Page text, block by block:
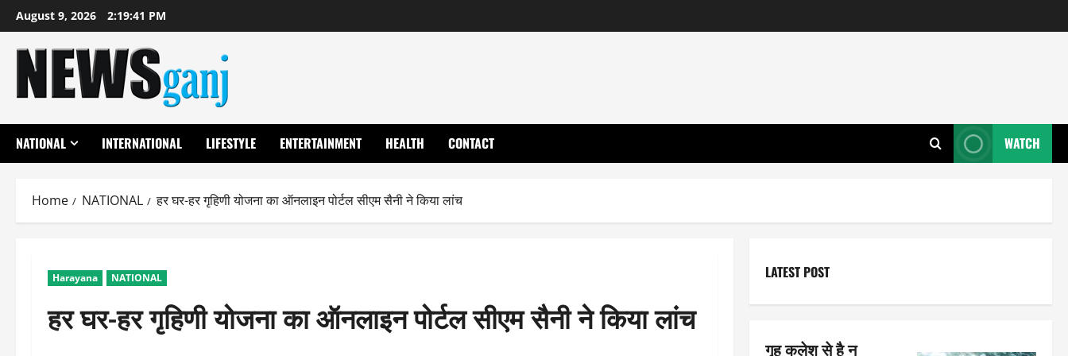
Skip
to
content
August 9, 2026 2:19:42 PM
NATIONAL INTERNATIONAL LIFESTYLE ENTERTAINMENT HEALTH CONTACT WATCH
Home NATIONAL हर घर-हर गृहिणी योजना का ऑनलाइन पोर्टल सीएम सैनी ने किया लांच
Harayana NATIONAL
हर घर-हर गृहिणी योजना का ऑनलाइन पोर्टल सीएम सैनी ने किया लांच
LATEST POST
गृह कलेश से है न